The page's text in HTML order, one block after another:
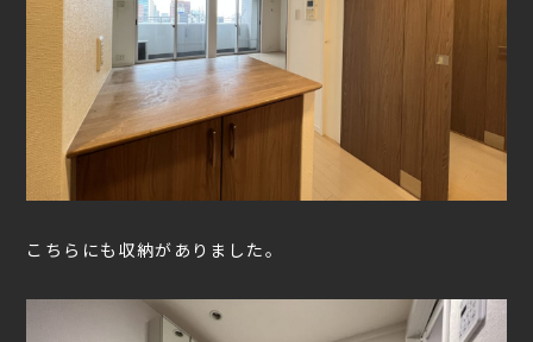
こちらにも収納がありました。